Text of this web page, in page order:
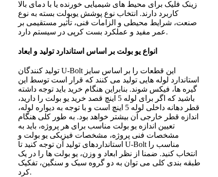
زینک فلیک برای محیط‌ های شیمیایی خورنده یا با دمای بالا
کاربرد دارند. انتخاب نوع پوشش یوبولت بسته به نوع
صنعت، شرایط محیطی و الزامات فنی، تأثیر مستقیمی بر
عمر مفید و عملکرد بست کرپی در سیستم دارد.
انواع یو بولت بر اساس استاندارد تولید و ابعاد
تولید کنندگان U-Bolt این قطعات را بر اساس سایز
استاندارد لوله هایی تولید می کنند که قرار است توسط این
گیره ها، فیکس شوند. بنابراین هنگام خرید باید توجه داشته
باشید که اگر برای لوله 5 اینچ قصد خرید یو بولت را دارید،
قطر دهانه داخلی لوله 5 اینچ است و با توجه به دیواره لوله،
اندازه قطر خارجی آن بیشتر خواهد بود. به طور کلی هنگام
تعیین اندازه یو بولت مناسب برای هر پروژه، باید به
مشخصات فنی پروژه، مشخصات فیزیکی یو بولت و
استانداردهای تولید آن توجه کنید تا U-Bolt مناسب را
انتخاب کنید. ضمنا از نظر ابعاد و وزن، یو بولت ها را در یک
طبقه بندی کلی می توان به دو گروه سبک و سنگین، تفکیک
کرد.